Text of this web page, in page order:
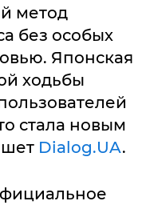
метод
без особых
Японская
ходьбы
стала новым
Dialog.UA.